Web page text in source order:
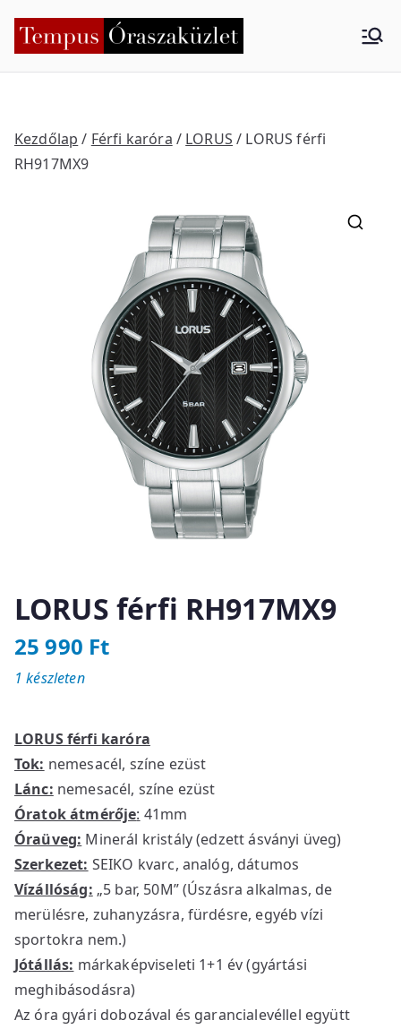
Tempus
küzlet
Kezdőlap / Férfi karóra / LORUS / LORUS férfi
RH917MX9
LORUS férfi RH917MX9
25 990 Ft
LORUS férfi karóra
Tok: nemesacél, színe ezüst
Lánc: nemesacél, színe ezüst
Óratok átmérője: 41mm
Óraüveg: Minerál kristály (edzett ásványi üveg)
Szerkezet: SEIKO kvarc, analóg, dátumos
Vízállóság: „5 bar, 50M” (Úszásra alkalmas, de
merülésre, zuhanyzásra, fürdésre, egyéb vízi
sportokra nem.)
Jótállás: márkaképviseleti 1+1 év (gyártási
meghibásodásra)
Az óra gyári dobozával és garancialevéllel együtt
1 készleten